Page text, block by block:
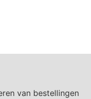
van bestellingen